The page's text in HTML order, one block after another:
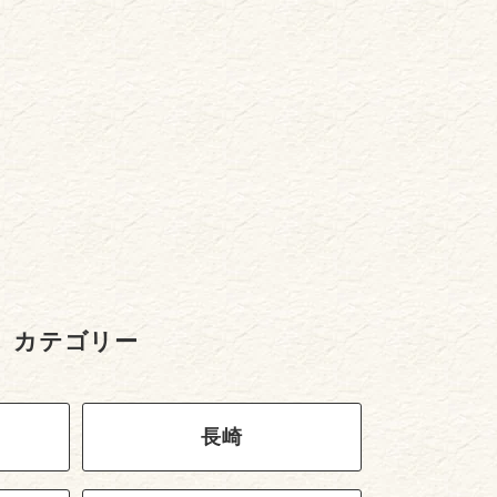
カテゴリー
長崎